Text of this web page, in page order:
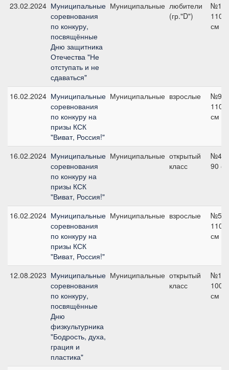
23.02.2024 Муниципальные
соревнования
по конкуру,
посвящённые
Дню защитника
Отечества "Не
отступать и не
сдаваться"
Муниципальные любители
(гр."D")
№1А,
110
см
16.02.2024 Муниципальные
соревнования
по конкуру на
призы КСК
"Виват, Россия!"
Муниципальные взрослые
№9,
110
см
16.02.2024 Муниципальные
соревнования
по конкуру на
призы КСК
"Виват, Россия!"
Муниципальные открытый
класс
№4,
90 см
16.02.2024 Муниципальные
соревнования
по конкуру на
призы КСК
"Виват, Россия!"
Муниципальные взрослые
№5,
110
см
12.08.2023 Муниципальные
соревнования
по конкуру,
посвящённые
Дню
физкультурника
"Бодрость, духа,
грация и
пластика"
Муниципальные открытый
класс
№1,
100
см